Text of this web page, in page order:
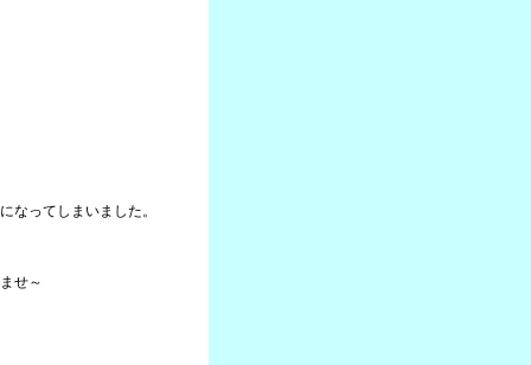
なってしまいました。
せ～